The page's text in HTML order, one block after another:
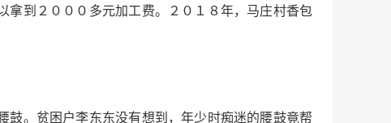
拿到２０００多元加工费。２０１８年，马庄村香包
。贫困户李东东没有想到，年少时痴迷的腰鼓竟帮